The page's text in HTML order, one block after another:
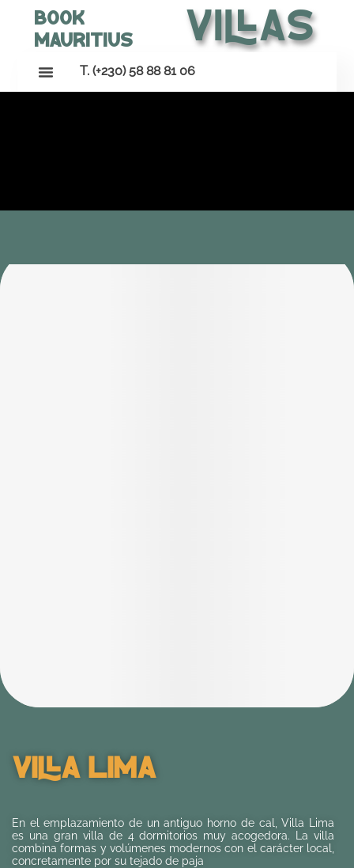
Book
Mauritius
Villas
T. (+230) 58 88 81 06
Villa Lima
En el emplazamiento de un antiguo horno de cal, Villa Lima
es una gran villa de 4 dormitorios muy acogedora. La villa
combina formas y volúmenes modernos con el carácter local,
concretamente por su tejado de paja